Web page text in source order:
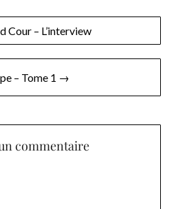
Cour – L’interview
– Tome 1 →
commentaire